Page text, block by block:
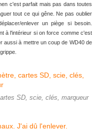
c'est parfait mais pas dans toutes
tout ce qui gêne. Ne pas oublier
enlever un piège si besoin.
à l'intérieur si on force comme c'est
aussi à mettre un coup de WD40 de
SD, scie, clés, marqueur